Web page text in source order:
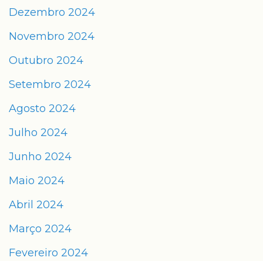
Dezembro 2024
Novembro 2024
Outubro 2024
Setembro 2024
Agosto 2024
Julho 2024
Junho 2024
Maio 2024
Abril 2024
Março 2024
Fevereiro 2024